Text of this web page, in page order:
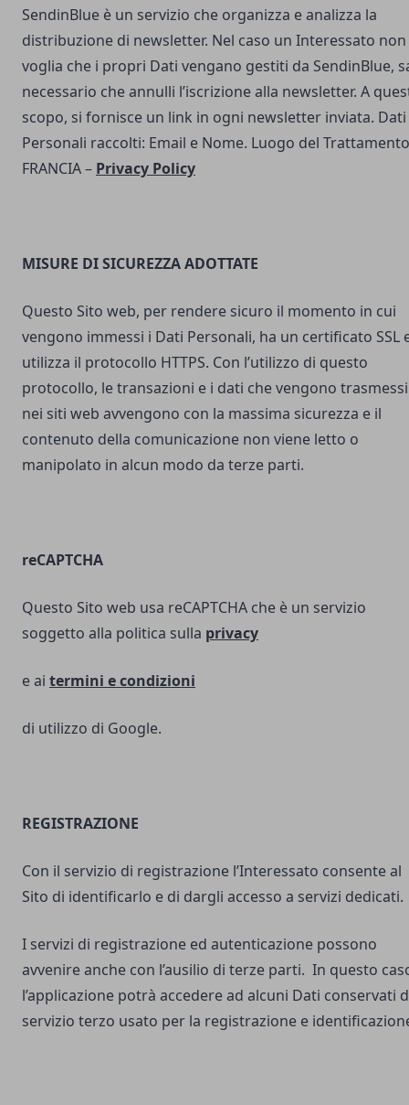
SendinBlue è un servizio che organizza e analizza la
distribuzione di newsletter. Nel caso un Interessato non
voglia che i propri Dati vengano gestiti da SendinBlue,
necessario che annulli l’iscrizione alla newsletter. A
scopo, si fornisce un link in ogni newsletter inviata. Dati
Personali raccolti: Email e Nome. Luogo del
FRANCIA – Privacy Policy
MISURE DI SICUREZZA ADOTTATE
Questo Sito web, per rendere sicuro il momento in cui
vengono immessi i Dati Personali, ha un certificato SSL
utilizza il protocollo HTTPS. Con l’utilizzo di questo
protocollo, le transazioni e i dati che vengono trasmessi
nei siti web avvengono con la massima sicurezza e il
contenuto della comunicazione non viene letto o
manipolato in alcun modo da terze parti.
reCAPTCHA
Questo Sito web usa reCAPTCHA che è un servizio
soggetto alla politica sulla privacy
e ai termini econdizioni
di utilizzo di Google.
REGISTRAZIONE
Con il servizio di registrazione l’Interessato consente al
Sito di identificarlo e di dargli accesso a servizi dedicati.
I servizi di registrazione ed autenticazione possono
avvenire anche con l’ausilio di terze parti. In questo
l’applicazione potrà accedere ad alcuni Dati conservati
servizio terzo usato per la registrazione e